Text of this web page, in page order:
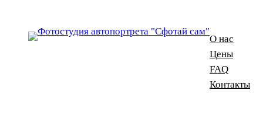
О нас
Цены
FAQ
Контакты